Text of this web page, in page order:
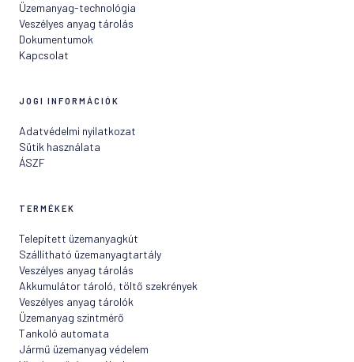
Üzemanyag-technológia
Veszélyes anyag tárolás
Dokumentumok
Kapcsolat
JOGI INFORMÁCIÓK
Adatvédelmi nyilatkozat
Sütik használata
ÁSZF
TERMÉKEK
Telepített üzemanyagkút
Szállítható üzemanyagtartály
Veszélyes anyag tárolás
Akkumulátor tároló, töltő szekrények
Veszélyes anyag tárolók
Üzemanyag szintmérő
Tankoló automata
Jármű üzemanyag védelem